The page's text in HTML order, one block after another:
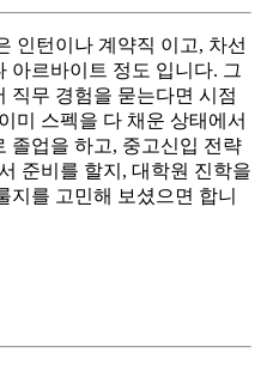
인턴이나 계약직 이고, 차선
아르바이트 정도 입니다. 그
직무 경험을 묻는다면 시점
미 스펙을 다 채운 상태에서
졸업을 하고, 중고신입 전략
준비를 할지, 대학원 진학을
지를 고민해 보셨으면 합니